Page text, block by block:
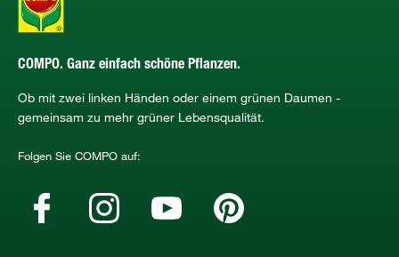
COMPO. Ganz einfach schöne Pflanzen.
Ob mit zwei linken Händen oder einem grünen Daumen -
gemeinsam zu mehr grüner Lebensqualität.
Folgen Sie COMPO auf: